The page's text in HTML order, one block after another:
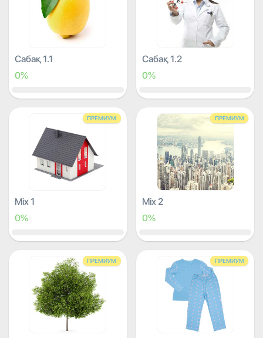
Сабақ 1.1
0%
Сабақ 1.2
0%
ПРЕМИУМ
Mix 1
0%
ПРЕМИУМ
Mix 2
0%
ПРЕМИУМ ПРЕМИУМ